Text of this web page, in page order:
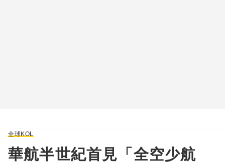
全球KOL
華航半世紀首見「全空少航